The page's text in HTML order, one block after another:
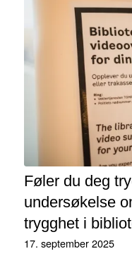
Føler du deg
undersøkelse
trygghet i
17. september 2025